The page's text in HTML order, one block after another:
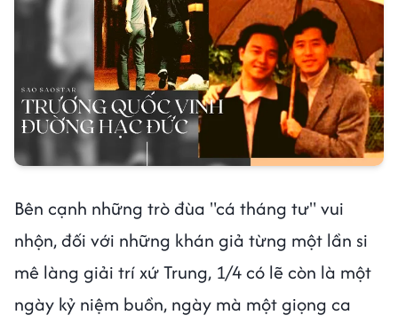
Bên cạnh những trò đùa "cá tháng tư" vui
nhộn, đối với những khán giả từng một lần si
mê làng giải trí xứ Trung, 1/4 có lẽ còn là một
ngày kỷ niệm buồn, ngày mà một giọng ca